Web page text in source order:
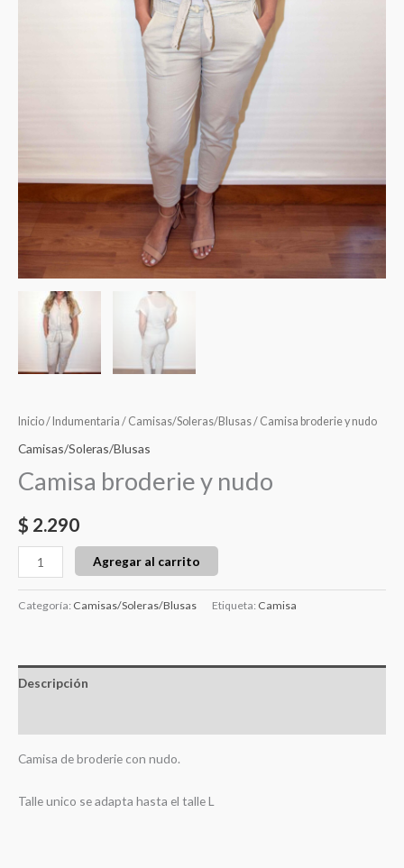
Inicio/ Indumentaria / Camisas/Soleras/Blusas/ Camisa broderie y nudo
Camisas/Soleras/Blusas
Camisa broderie y nudo
$ 2.290
Agregar al carrito
Categoría: Camisas/Soleras/Blusas Etiqueta: Camisa
Descripción
Camisa de broderie con nudo.
Talle unico se adapta hasta el talle L